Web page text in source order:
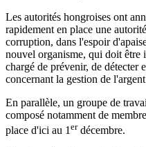
Les autorités hongroises ont
rapidement en place une
corruption, dans l'espoir
nouvel organisme, qui doit être
chargé de prévenir, de détecter
concernant la gestion de
En parallèle, un groupe de
composé notamment de
place d'ici au 1 erdécembre.